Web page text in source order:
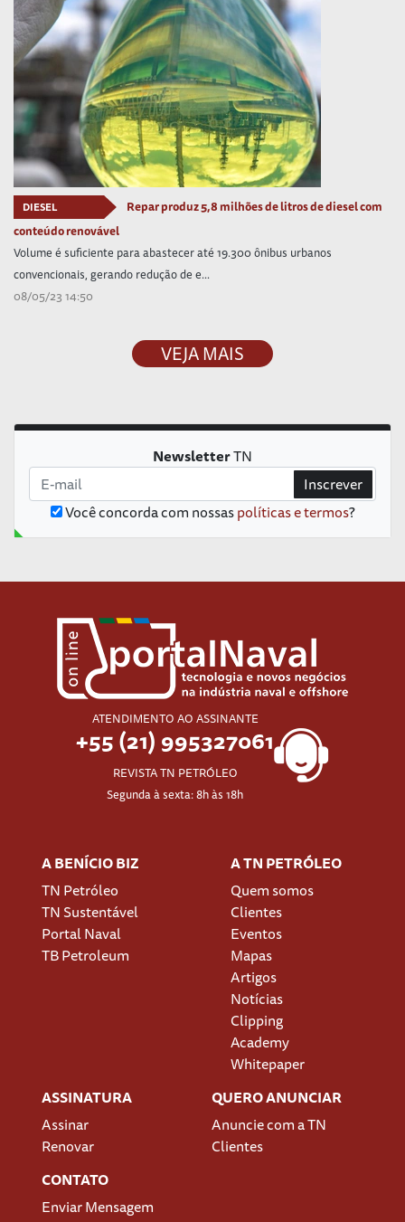
DIESEL
Repar produz 5,8 milhões de litros de diesel com
conteúdo renovável
Volume é suficiente para abastecer até 19.300 ônibus urbanos
convencionais, gerando redução de e...
08/05/23 14:50
VEJA MAIS
NewsletterTN
Você concorda com nossaspolíticas e termos?
Inscrever
ATENDIMENTO AO ASSINANTE
+55 (21) 995327061
REVISTA TN PETRÓLEO
Segunda à sexta: 8h às 18h
A BENÍCIO BIZ
TN Petróleo
TN Sustentável
Portal Naval
TB Petroleum
A TN PETRÓLEO
Quem somos
Clientes
Eventos
Mapas
Artigos
Notícias
Clipping
Academy
Whitepaper
ASSINATURA
Assinar
Renovar
QUERO ANUNCIAR
Anuncie com a TN
Clientes
CONTATO
Enviar Mensagem